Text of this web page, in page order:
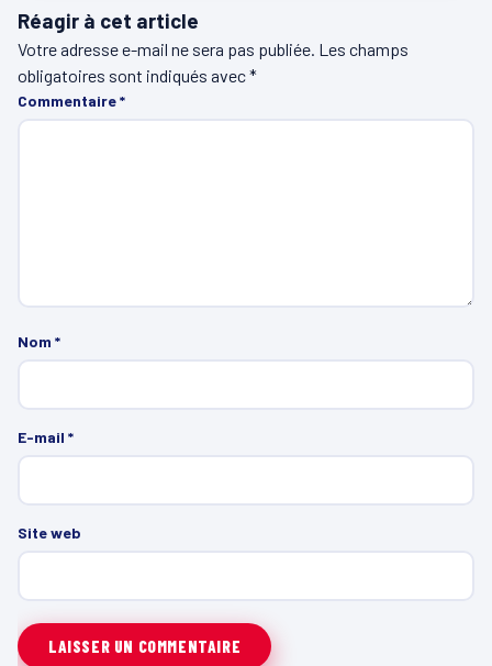
Réagir à cet article
Votre adresse e-mail ne sera pas publiée. Les champs
obligatoires sont indiqués avec*
Commentaire*
Nom *
E-mail *
Site web